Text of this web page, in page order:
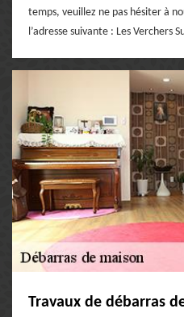
temps, veuillez ne pas hésiter à
l’adresse suivante : Les Verchers
Travaux de débarras